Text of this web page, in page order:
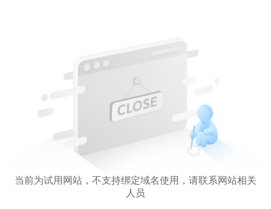
当前为试用网站，不支持绑定域名使用，请联系网站相关
人员